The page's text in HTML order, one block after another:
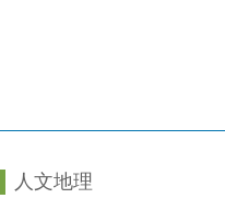
人文地理